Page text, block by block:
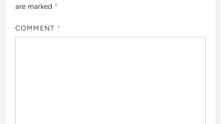
are marked *
COMMENT *